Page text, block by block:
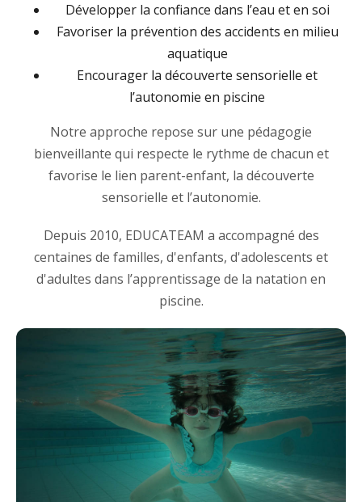
Développer la confiance dans l’eau et en soi
Favoriser la prévention des accidents en milieu
aquatique
Encourager la découverte sensorielle et
l’autonomie en piscine
Notre approche repose sur une pédagogie
bienveillante qui respecte le rythme de chacun et
favorise le lien parent-enfant, la découverte
sensorielle et l’autonomie.
Depuis 2010, EDUCATEAM a accompagné des
centaines de familles, d'enfants, d'adolescents et
d'adultes dans l’apprentissage de la natation en
piscine.